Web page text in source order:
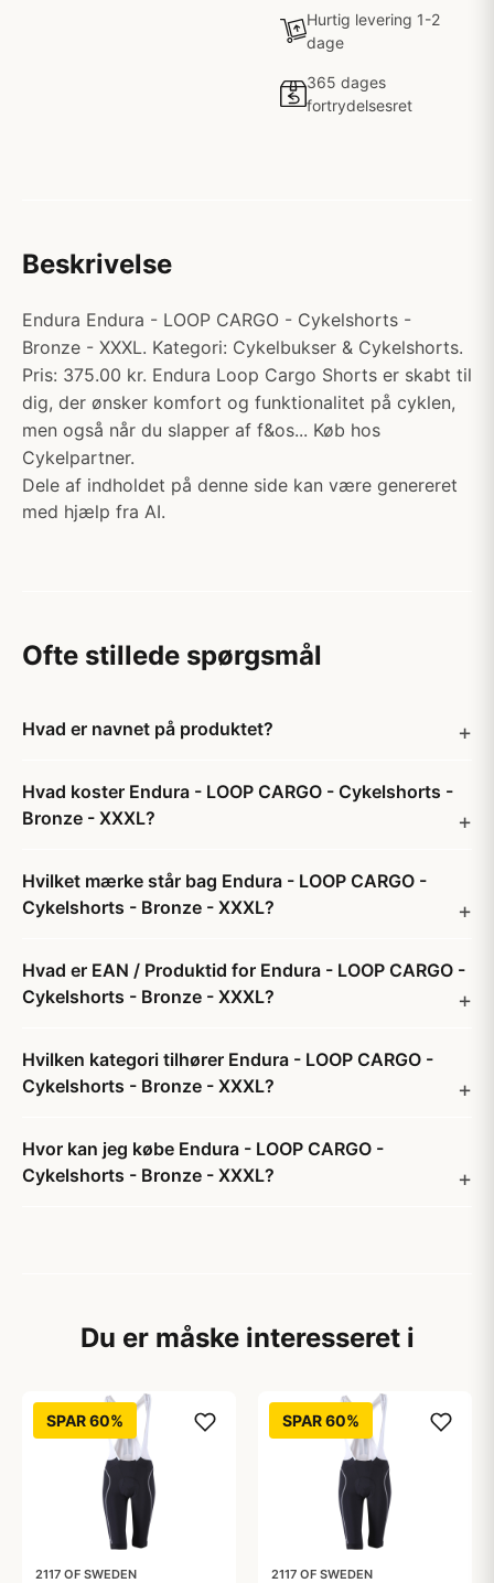
Hurtig levering 1-2
dage
365 dages
fortrydelsesret
Beskrivelse
Endura Endura - LOOP CARGO - Cykelshorts -
Bronze - XXXL. Kategori: Cykelbukser & Cykelshorts.
Pris: 375.00 kr. Endura Loop Cargo Shorts er skabt til
dig, der ønsker komfort og funktionalitet på cyklen,
men også når du slapper af f&os... Køb hos
Cykelpartner.
Dele af indholdet på denne side kan være genereret
med hjælp fra AI.
Ofte stillede spørgsmål
Hvad er navnet på produktet?
Hvad koster Endura - LOOP CARGO - Cykelshorts -
Bronze - XXXL?
Hvilket mærke står bag Endura - LOOP CARGO -
Cykelshorts - Bronze - XXXL?
Hvad er EAN / Produktid for Endura - LOOP CARGO -
Cykelshorts - Bronze - XXXL?
Hvilken kategori tilhører Endura - LOOP CARGO -
Cykelshorts - Bronze - XXXL?
Hvor kan jeg købe Endura - LOOP CARGO -
Cykelshorts - Bronze - XXXL?
Du er måske interesseret i
SPAR 60%
2117 OF SWEDEN
SPAR 60%
2117 OF SWEDEN